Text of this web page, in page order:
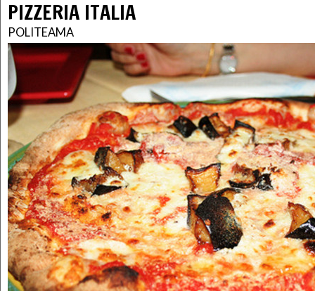
PIZZERIA ITALIA
POLITEAMA